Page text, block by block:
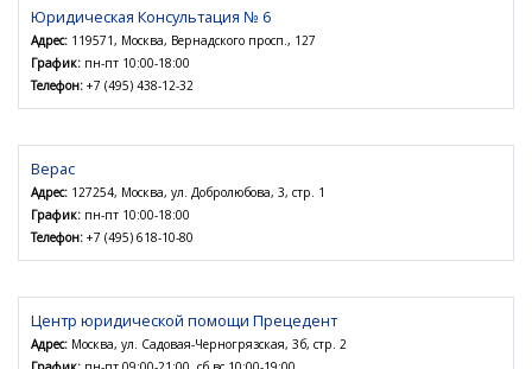
Юридическая Консультация № 6
Адрес: 119571, Москва, Вернадского просп., 127
График: пн-пт 10:00-18:00
Телефон: +7 (495) 438-12-32
Верас
Адрес: 127254, Москва, ул. Добролюбова, 3, стр. 1
График: пн-пт 10:00-18:00
Телефон: +7 (495) 618-10-80
Центр юридической помощи Прецедент
Адрес: Москва, ул. Садовая-Черногрязская, 3б, стр. 2